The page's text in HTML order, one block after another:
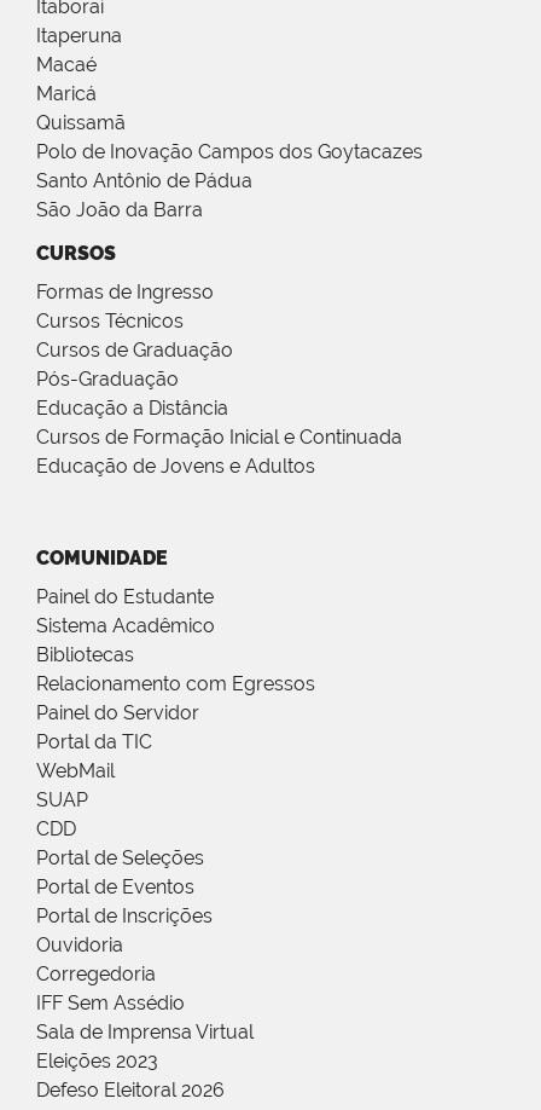
Itaboraí
Itaperuna
Macaé
Maricá
Quissamã
Polo de Inovação Campos dos Goytacazes
Santo Antônio de Pádua
São João da Barra
CURSOS
Formas de Ingresso
Cursos Técnicos
Cursos de Graduação
Pós-Graduação
Educação a Distância
Cursos de Formação Inicial e Continuada
Educação de Jovens e Adultos
COMUNIDADE
Painel do Estudante
Sistema Acadêmico
Bibliotecas
Relacionamento com Egressos
Painel do Servidor
Portal da TIC
WebMail
SUAP
CDD
Portal de Seleções
Portal de Eventos
Portal de Inscrições
Ouvidoria
Corregedoria
IFF Sem Assédio
Sala de Imprensa Virtual
Eleições 2023
Defeso Eleitoral 2026